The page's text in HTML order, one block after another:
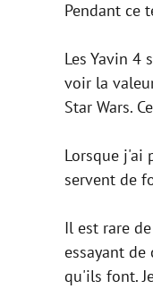
Pendant ce
Les Yavin 4
voir la
Star Wars.
Lorsque j'ai
servent de
Il est rare
essayant
qu'ils font.